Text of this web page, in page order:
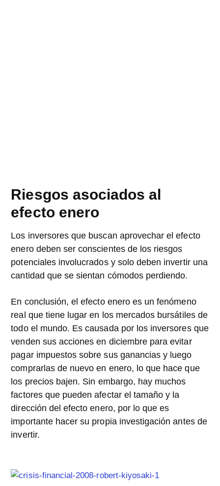
Riesgos asociados al
efecto enero
Los inversores que buscan aprovechar el efecto
enero deben ser conscientes de los riesgos
potenciales involucrados y solo deben invertir una
cantidad que se sientan cómodos perdiendo.
En conclusión, el efecto enero es un fenómeno
real que tiene lugar en los mercados bursátiles de
todo el mundo. Es causada por los inversores que
venden sus acciones en diciembre para evitar
pagar impuestos sobre sus ganancias y luego
comprarlas de nuevo en enero, lo que hace que
los precios bajen. Sin embargo, hay muchos
factores que pueden afectar el tamaño y la
dirección del efecto enero, por lo que es
importante hacer su propia investigación antes de
invertir.